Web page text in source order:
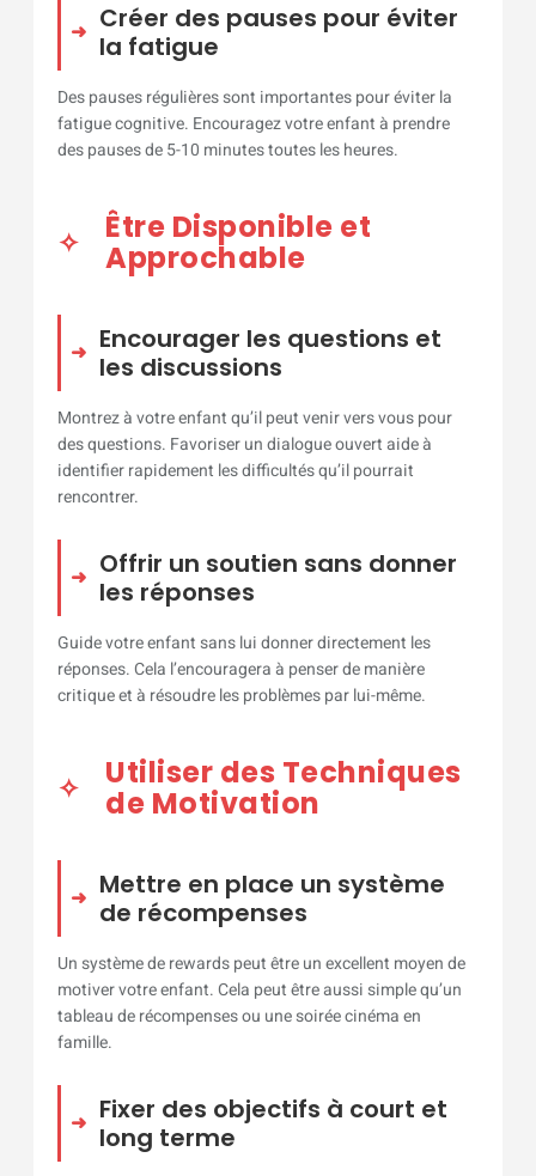
Créer des pauses pour éviter
la fatigue
Des pauses régulières sont importantes pour éviter la
fatigue cognitive. Encouragez votre enfant à prendre
des pauses de 5-10 minutes toutes les heures.
Être Disponible et
Approchable
Encourager les questions et
les discussions
Montrez à votre enfant qu’il peut venir vers vous pour
des questions. Favoriser un dialogue ouvert aide à
identifier rapidement les difficultés qu’il pourrait
rencontrer.
Offrir un soutien sans donner
les réponses
Guide votre enfant sans lui donner directement les
réponses. Cela l’encouragera à penser de manière
critique et à résoudre les problèmes par lui-même.
Utiliser des Techniques
de Motivation
Mettre en place un système
de récompenses
Un système de rewards peut être un excellent moyen de
motiver votre enfant. Cela peut être aussi simple qu’un
tableau de récompenses ou une soirée cinéma en
famille.
Fixer des objectifs à court et
long terme